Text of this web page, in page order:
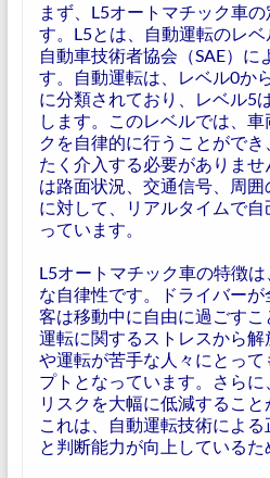
まず、L5オートマチック車
す。L5とは、自動運転のレ
自動車技術者協会（SAE）に
す。自動運転は、レベル0か
に分類されており、レベル5
します。このレベルでは、
クを自律的に行うことがで
たく介入する必要がありま
は路面状況、交通信号、周
に対して、リアルタイムで
っています。
L5オートマチック車の特徴
な自律性です。ドライバー
客は移動中に自由に過ごすこ
運転に関するストレスから
や運転が苦手な人々にとっ
プトとなっています。さら
リスクを大幅に低減すること
これは、自動運転技術によ
と判断能力が向上しているた